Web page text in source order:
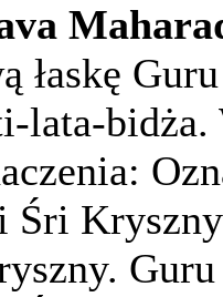
łaskę
lata-
Śri